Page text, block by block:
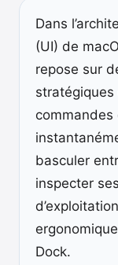
Dans
(UI) de
repose sur
commandes
basculer
inspecter
Dock.